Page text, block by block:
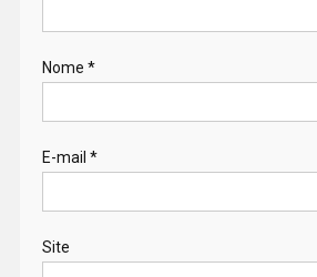
Nome *
E-mail *
Site